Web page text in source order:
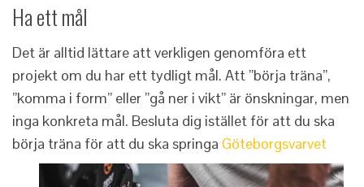
Ha ett mål
Det är alltid lättare att verkligen genomföra ett
projekt om du har ett tydligt mål. Att ”börja träna”,
”komma i form” eller ”gå ner i vikt” är önskningar, men
inga konkreta mål. Besluta dig istället för att du ska
börja träna för att du ska springa Göteborgsvarvet